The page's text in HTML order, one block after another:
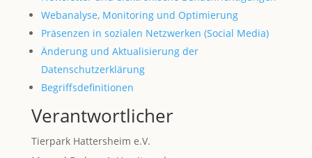
Webanalyse, Monitoring und Optimierung
Präsenzen in sozialen Netzwerken (Social Media)
Änderung und Aktualisierung der
Datenschutzerklärung
Begriffsdefinitionen
Verantwortlicher
Tierpark Hattersheim e.V.